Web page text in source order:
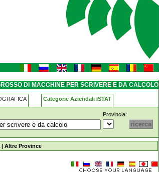
e-da-calcolo toano
DI MACCHINE PER SCRIVERE E DA CALCOLO
Categorie Aziendali ISTAT
Provincia:
scrivere-e-da-calcolo toano
| Altre Province